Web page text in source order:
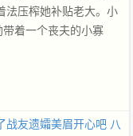
法压榨她补贴老大。小
着一个丧夫的小寡
磨灭殆尽。 她听到有
？当时他的沉默，触
勋却突然发疯，将她
报应！ 他将她捧在掌
战友遗孀美眉开心吧 八